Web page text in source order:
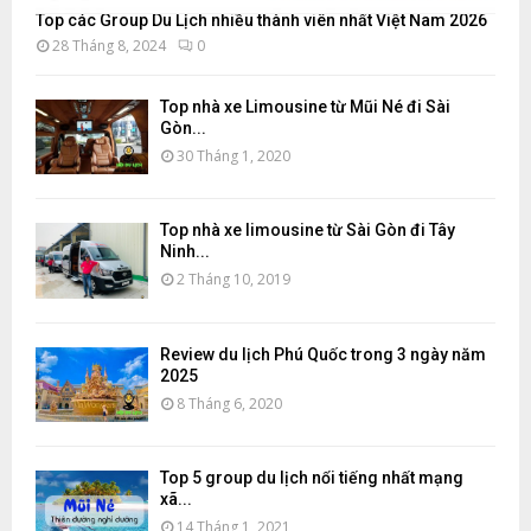
Top các Group Du Lịch nhiều thành viên nhất Việt Nam 2026
28 Tháng 8, 2024 0
Top nhà xe Limousine từ Mũi Né đi Sài
Gòn...
30 Tháng 1, 2020
Top nhà xe limousine từ Sài Gòn đi Tây
Ninh...
2 Tháng 10, 2019
Review du lịch Phú Quốc trong 3 ngày năm
2025
8 Tháng 6, 2020
Top 5 group du lịch nổi tiếng nhất mạng
xã...
14 Tháng 1, 2021